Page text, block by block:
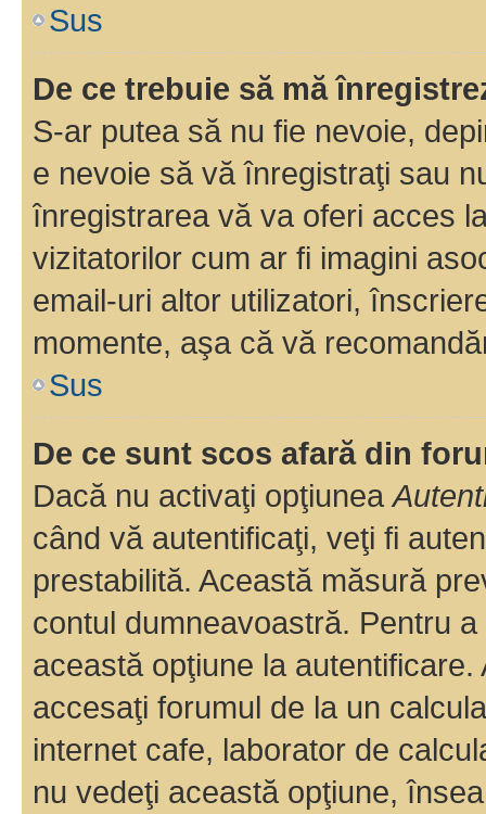
Sus
De ce trebuie să mă
S-ar putea să nu fie nevoie,
e nevoie să vă înregistraţi sau
înregistrarea vă va oferi acces
vizitatorilor cum ar fi imagini
email-uri altor utilizatori,
momente, aşa că vă
Sus
De ce sunt scos afară din
Dacă nu activaţi opţiunea
când vă autentificaţi, veţi fi
prestabilită. Această măsură
contul dumneavoastră. Pentru
această opţiune la
accesaţi forumul de la un
internet cafe, laborator de
nu vedeţi această opţiune,